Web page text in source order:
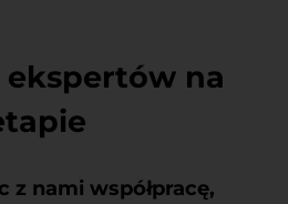
ekspertów na
z nami współpracę,